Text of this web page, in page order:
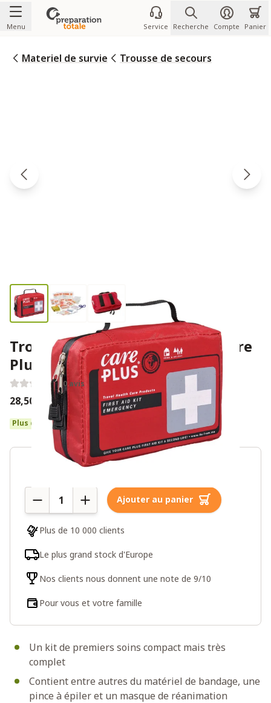
Allez au contenu
Menu Service Recherche Compte Panier
Materiel de survie Trousse de secours
Trousse de premiers secours Care
Plus – Emergency
0 avis
28,50€ 38,00€
Plus de 10 en stock
Un kit de premiers soins compact mais très
complet
Contient entre autres du matériel de bandage, une
pince à épiler et un masque de réanimation
Quantité Ajouter au panier
Plus de 10 000 clients
Le plus grand stock d'Europe
Nos clients nous donnent une note de 9/10
Pour vous et votre famille